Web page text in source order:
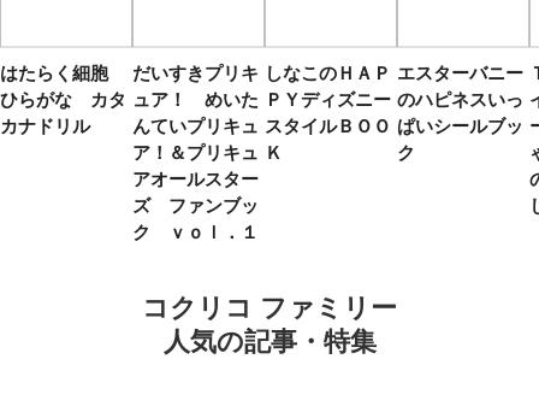
はたらく細胞
ひらがな カタ
カナドリル
だいすきプリキ
ュア！ めいた
んていプリキュ
ア！＆プリキュ
アオールスター
ズ ファンブッ
ク ｖｏｌ．１
しなこのＨＡＰ
ＰＹディズニー
スタイルＢＯＯ
Ｋ
エスターバニー
のハピネスいっ
ぱいシールブッ
ク
コクリコ ファミリー
人気の記事・特集